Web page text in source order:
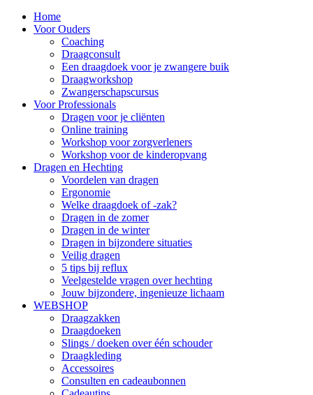
Home
Voor Ouders
Coaching
Draagconsult
Een draagdoek voor je zwangere buik
Draagworkshop
Zwangerschapscursus
Voor Professionals
Dragen voor je cliënten
Online training
Workshop voor zorgverleners
Workshop voor de kinderopvang
Dragen en Hechting
Voordelen van dragen
Ergonomie
Welke draagdoek of -zak?
Dragen in de zomer
Dragen in de winter
Dragen in bijzondere situaties
Veilig dragen
5 tips bij reflux
Veelgestelde vragen over hechting
Jouw bijzondere, ingenieuze lichaam
WEBSHOP
Draagzakken
Draagdoeken
Slings / doeken over één schouder
Draagkleding
Accessoires
Consulten en cadeaubonnen